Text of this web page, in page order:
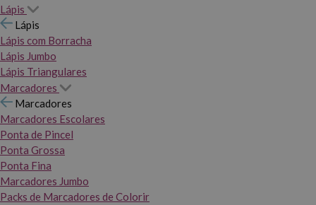
Lápis
Lápis
Lápis com Borracha
Lápis Jumbo
Lápis Triangulares
Marcadores
Marcadores
Marcadores Escolares
Ponta de Pincel
Ponta Grossa
Ponta Fina
Marcadores Jumbo
Packs de Marcadores de Colorir